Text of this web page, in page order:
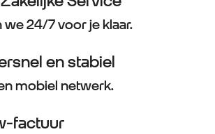
we 24/7 voor je klaar.
en stabiel
mobiel netwerk.
factuur